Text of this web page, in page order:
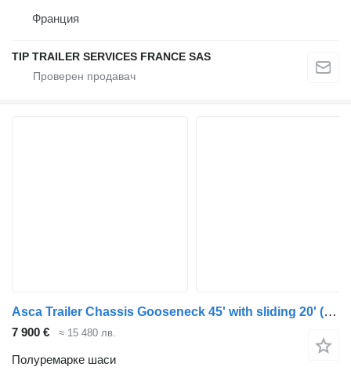
Франция
TIP TRAILER SERVICES FRANCE SAS
Asca Trailer Chassis Gooseneck 45' with sliding 20' (664714)
7 900 €
≈ 15 480 лв.
Полуремарке шаси